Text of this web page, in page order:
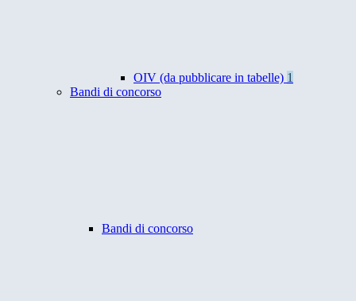
OIV (da pubblicare in tabelle) 1
Bandi di concorso
Bandi di concorso